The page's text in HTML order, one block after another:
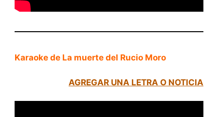
Karaoke de La muerte del Rucio Moro
AGREGAR UNA LETRA O NOTICIA